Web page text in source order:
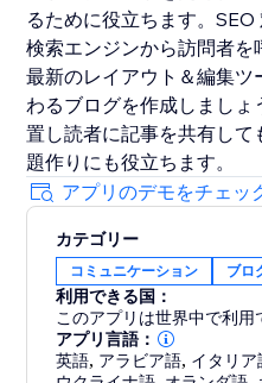
るために役立ちます。SEO
検索エンジンから訪問者を
最新のレイアウト＆編集
わるブログを作成しまし
置し読者に記事を共有し
題作りにも役立ちます。
アプリのデモをチェッ
カテゴリー
コミュニケーション ブロ
利用できる国：
このアプリは世界中で利用
アプリ言語：
英語, アラビア語, イタリア